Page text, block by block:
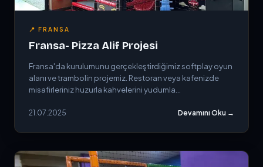
📍 FRANSA
Fransa- Pizza Alif Projesi
Fransa'da kurulumunu gerçekleştirdiğimiz softplay oyun
alanı ve trambolin projemiz. Restoran veya kafenizde
misafirleriniz huzurla kahvelerini yudumla...
21.07.2025 Devamını Oku →